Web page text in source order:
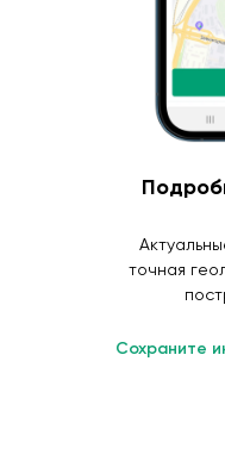
точная
Сохраните